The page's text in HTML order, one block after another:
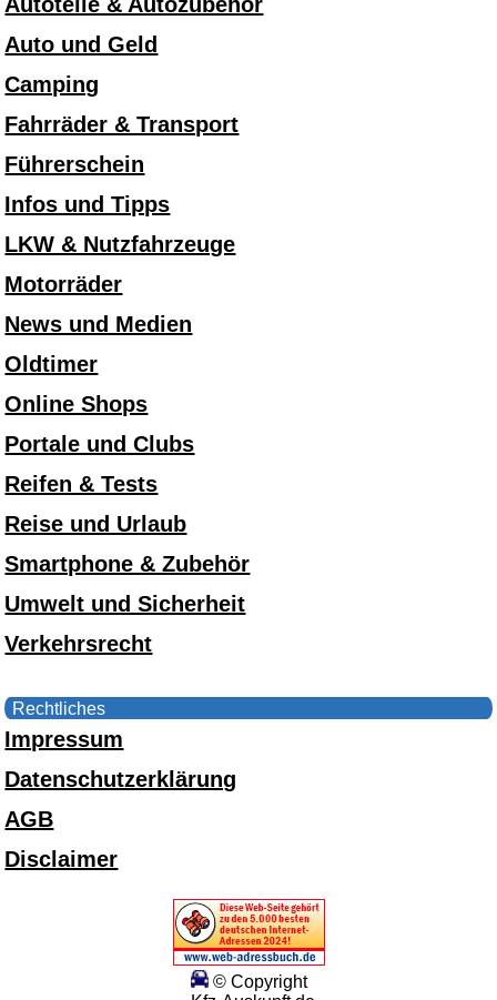
Auto und Geld
Camping
Fahrräder & Transport
Führerschein
Infos und Tipps
LKW & Nutzfahrzeuge
Motorräder
News und Medien
Oldtimer
Online Shops
Portale und Clubs
Reifen & Tests
Reise und Urlaub
Smartphone & Zubehör
Umwelt und Sicherheit
Verkehrsrecht
Rechtliches
Impressum
Datenschutzerklärung
AGB
Disclaimer
© Copyright